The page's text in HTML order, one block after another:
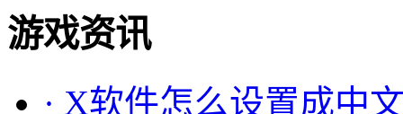
游戏资讯
· X软件怎么设置成中